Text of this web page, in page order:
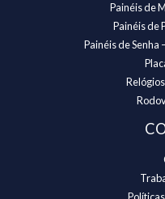
Painéis de
Painéis de
Painéis de Senha